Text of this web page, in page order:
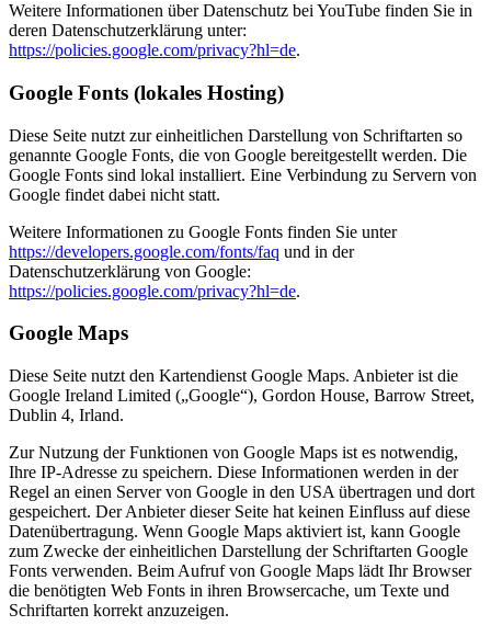
Weitere Informationen über Datenschutz bei YouTube finden Sie in
deren Datenschutzerklärung unter:
https://policies.google.com/privacy?hl=de.
Google Fonts (lokales Hosting)
Diese Seite nutzt zur einheitlichen Darstellung von Schriftarten so
genannte Google Fonts, die von Google bereitgestellt werden. Die
Google Fonts sind lokal installiert. Eine Verbindung zu Servern von
Google findet dabei nicht statt.
Weitere Informationen zu Google Fonts finden Sie unter
https://developers.google.com/fonts/faq und in der
Datenschutzerklärung von Google:
https://policies.google.com/privacy?hl=de.
Google Maps
Diese Seite nutzt den Kartendienst Google Maps. Anbieter ist die
Google Ireland Limited („Google“), Gordon House, Barrow Street,
Dublin 4, Irland.
Zur Nutzung der Funktionen von Google Maps ist es notwendig,
Ihre IP-Adresse zu speichern. Diese Informationen werden in der
Regel an einen Server von Google in den USA übertragen und dort
gespeichert. Der Anbieter dieser Seite hat keinen Einfluss auf diese
Datenübertragung. Wenn Google Maps aktiviert ist, kann Google
zum Zwecke der einheitlichen Darstellung der Schriftarten Google
Fonts verwenden. Beim Aufruf von Google Maps lädt Ihr Browser
die benötigten Web Fonts in ihren Browsercache, um Texte und
Schriftarten korrekt anzuzeigen.